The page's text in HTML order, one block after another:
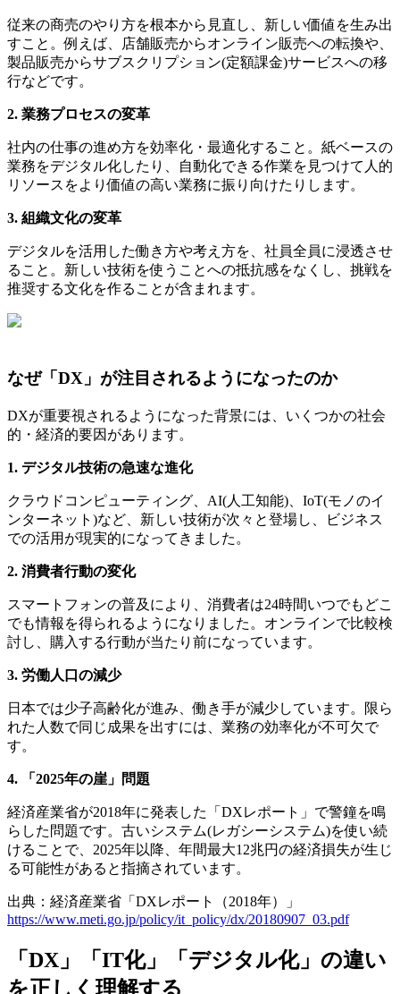
従来の商売のやり方を根本から見直し、新しい価値を生み出
すこと。例えば、店舗販売からオンライン販売への転換や、
製品販売からサブスクリプション(定額課金)サービスへの移
行などです。
2. 業務プロセスの変革
社内の仕事の進め方を効率化・最適化すること。紙ベースの
業務をデジタル化したり、自動化できる作業を見つけて人的
リソースをより価値の高い業務に振り向けたりします。
3. 組織文化の変革
デジタルを活用した働き方や考え方を、社員全員に浸透させ
ること。新しい技術を使うことへの抵抗感をなくし、挑戦を
推奨する文化を作ることが含まれます。
なぜ「DX」が注目されるようになったのか
DXが重要視されるようになった背景には、いくつかの社会
的・経済的要因があります。
1. デジタル技術の急速な進化
クラウドコンピューティング、AI(人工知能)、IoT(モノのイ
ンターネット)など、新しい技術が次々と登場し、ビジネス
での活用が現実的になってきました。
2. 消費者行動の変化
スマートフォンの普及により、消費者は24時間いつでもどこ
でも情報を得られるようになりました。オンラインで比較検
討し、購入する行動が当たり前になっています。
3. 労働人口の減少
日本では少子高齢化が進み、働き手が減少しています。限ら
れた人数で同じ成果を出すには、業務の効率化が不可欠で
す。
4. 「2025年の崖」問題
経済産業省が2018年に発表した「DXレポート」で警鐘を鳴
らした問題です。古いシステム(レガシーシステム)を使い続
けることで、2025年以降、年間最大12兆円の経済損失が生じ
る可能性があると指摘されています。
出典：経済産業省「DXレポート（2018年）」
https://www.meti.go.jp/policy/it_policy/dx/20180907_03.pdf
「DX」「IT化」「デジタル化」の違い
を正しく理解する